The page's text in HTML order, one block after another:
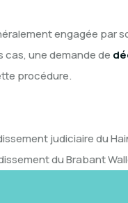
engagée par
cas, une demande de
procédure.
judiciaire du
du Brabant